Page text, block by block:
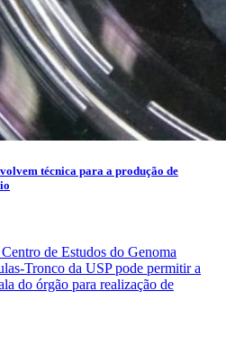
técnica para a produção de
de Estudos do Genoma
Tronco da USP pode permitir a
do órgão para realização de